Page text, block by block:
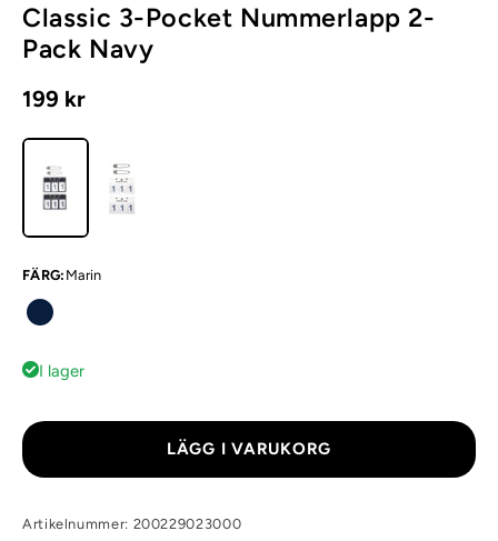
Classic 3-Pocket Nummerlapp 2-
Pack Navy
199 kr
FÄRG: Marin
I lager
LÄGG I VARUKORG
Artikelnummer: 200229023000